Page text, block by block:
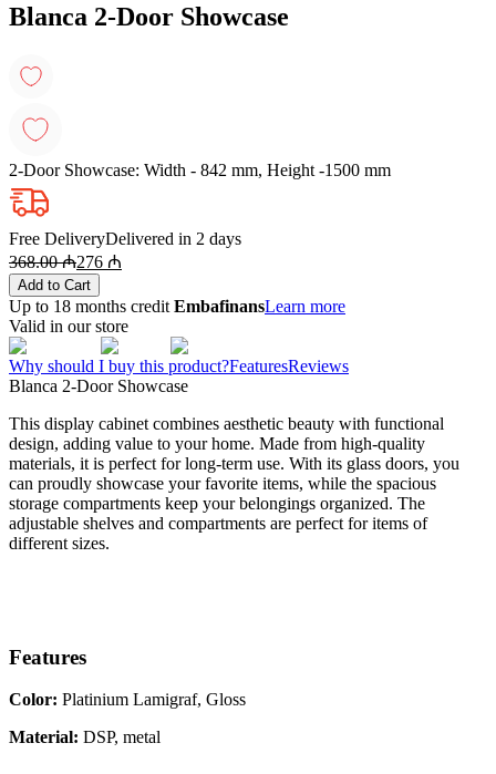
Blanca 2-Door Showcase
2-Door Showcase: Width - 842 mm, Height -1500 mm
Free DeliveryDelivered in 2 days
368.00₼276 ₼
Add to Cart
Up to 18 months credit EmbafinansLearn more
Valid in our store
Why should I buy this product?FeaturesReviews
Blanca 2-Door Showcase
This display cabinet combines aesthetic beauty with functional
design, adding value to your home. Made from high-quality
materials, it is perfect for long-term use. With its glass doors, you
can proudly showcase your favorite items, while the spacious
storage compartments keep your belongings organized. The
adjustable shelves and compartments are perfect for items of
different sizes.
Features
Color: Platinium Lamigraf, Gloss
Material: DSP, metal